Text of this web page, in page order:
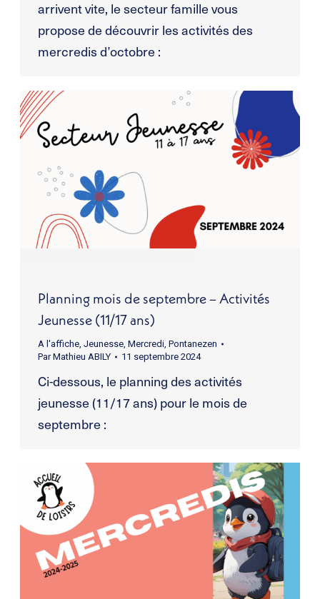
arrivent vite, le secteur famille vous
propose de découvrir les activités des
mercredis d’octobre :
Planning mois de septembre – Activités
Jeunesse (11/17 ans)
A l'affiche, Jeunesse, Mercredi, Pontanezen
ParMathieu ABILY 11 septembre 2024
Ci-dessous, le planning des activités
jeunesse (11/17 ans) pour le mois de
septembre :